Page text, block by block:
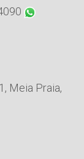
, Meia Praia,